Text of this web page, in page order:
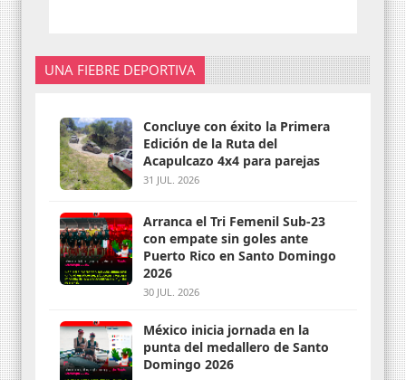
UNA FIEBRE DEPORTIVA
Concluye con éxito la Primera
Edición de la Ruta del
Acapulcazo 4x4 para parejas
31 JUL. 2026
Arranca el Tri Femenil Sub-23
con empate sin goles ante
Puerto Rico en Santo Domingo
2026
30 JUL. 2026
México inicia jornada en la
punta del medallero de Santo
Domingo 2026